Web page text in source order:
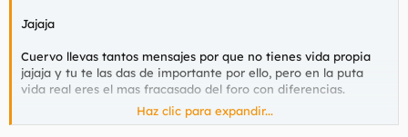
Jajaja
Cuervo llevas tantos mensajes por que no tienes vida propia
jajaja y tu te las das de importante por ello, pero en la puta
vida real eres el mas fracasado del foro con diferencias.
Asi que al menos sigue siendo feliz aqui desgraciado.
Haz clic para expandir...